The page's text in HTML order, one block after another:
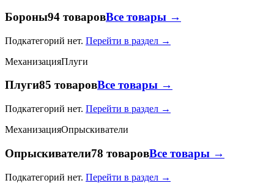
Бороны94 товаровВсе товары →
Подкатегорий нет. Перейти в раздел →
МеханизацияПлуги
Плуги85 товаровВсе товары →
Подкатегорий нет. Перейти в раздел →
МеханизацияОпрыскиватели
Опрыскиватели78 товаровВсе товары →
Подкатегорий нет. Перейти в раздел →